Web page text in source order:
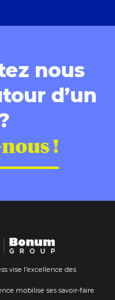
nous
d’un
!
vise l’excellence des
mobilise ses savoir-faire